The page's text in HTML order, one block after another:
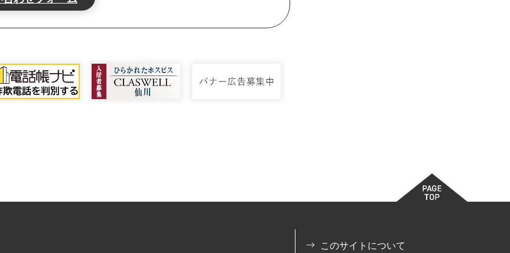
このサイトについて